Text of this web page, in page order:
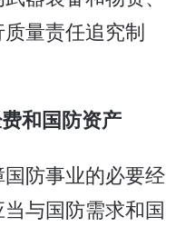
量责任追究制
和国防资产
防事业的必要经
与国防需求和国